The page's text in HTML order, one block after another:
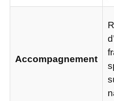
Accompagnement